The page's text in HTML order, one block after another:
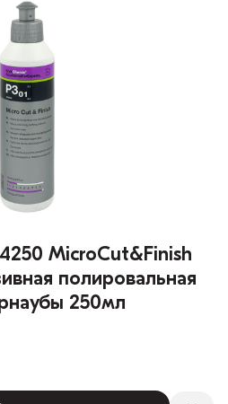
MicroCut&Finish
полировальная
250мл